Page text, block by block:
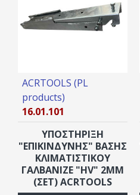
ACRTOOLS (PL
products)
16.01.101
YΠΟΣΤΗΡΙΞΗ
"ΕΠΙΚΙΝΔΥΝΗΣ" ΒΑΣΗΣ
ΚΛΙΜΑΤΙΣΤΙΚΟΥ
ΓΑΛΒΑΝΙΖΕ "HV" 2MM
(ΣΕΤ) ACRTOOLS